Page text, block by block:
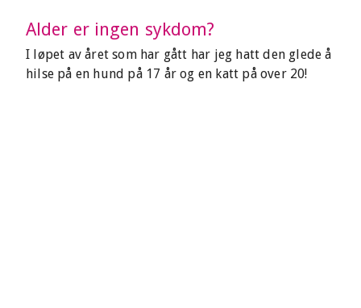
Alder er ingen sykdom?
I løpet av året som har gått har jeg hatt den glede å
hilse på en hund på 17 år og en katt på over 20!